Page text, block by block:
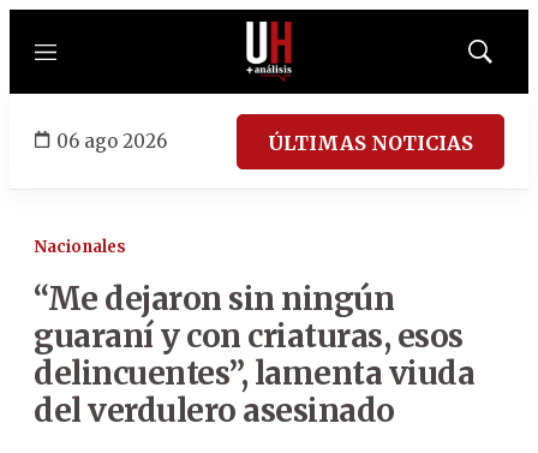
Menú
Mostrar
06 ago 2026 ÚLTIMAS NOTICIAS
Nacionales
“Me dejaron sin ningún
guaraní y con criaturas, esos
delincuentes”, lamenta viuda
del verdulero asesinado